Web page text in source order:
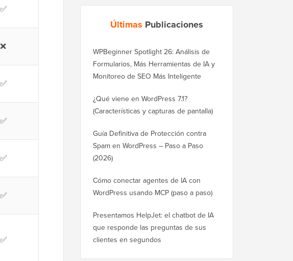
✅
❌
✅
✅
✅
✅
✅
Últimas Publicaciones
WPBeginner Spotlight 26: Análisis de
Formularios, Más Herramientas de IA y
Monitoreo de SEO Más Inteligente
¿Qué viene en WordPress 7.1?
(Características y capturas de pantalla)
Guía Definitiva de Protección contra
Spam en WordPress – Paso a Paso
(2026)
Cómo conectar agentes de IA con
WordPress usando MCP (paso a paso)
Presentamos HelpJet: el chatbot de IA
que responde las preguntas de sus
clientes en segundos